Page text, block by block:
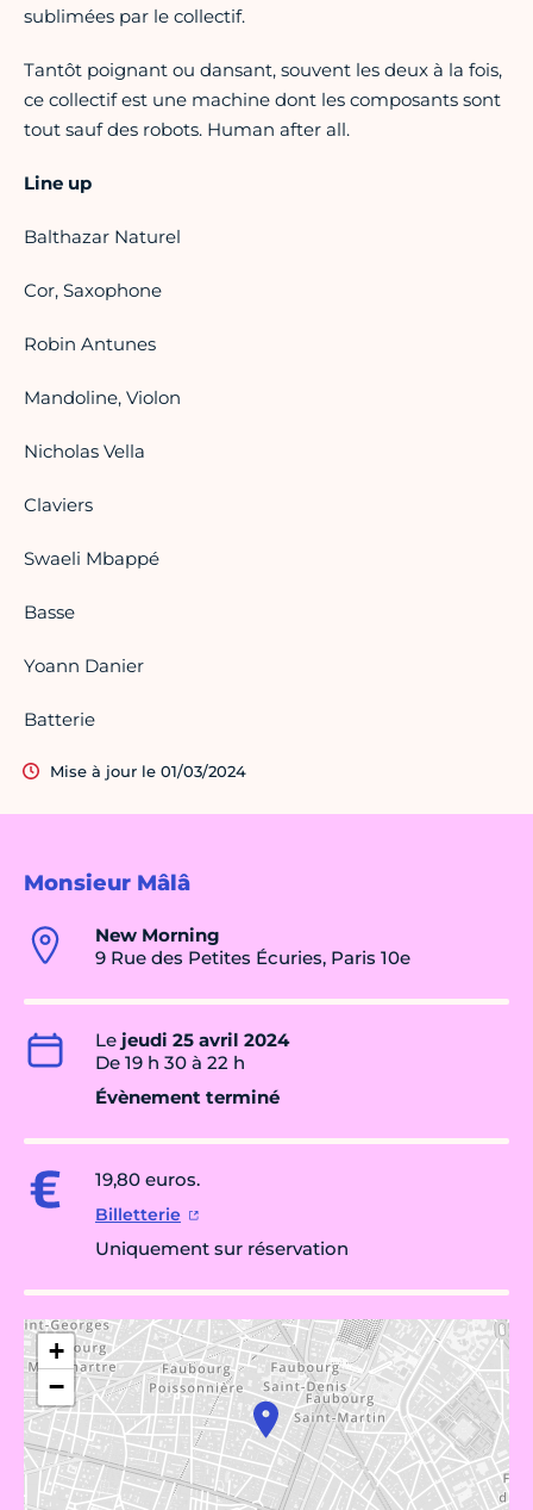
Monsieur Mâlâ
New Morning
9 Rue des Petites Écuries, Paris 10e
Le jeudi 25 avril 2024
De 19 h 30 à 22 h
Évènement terminé
19,80 euros.
Billetterie
Uniquement sur réservation
+
−
sublimées par le collectif.
Tantôt poignant ou dansant, souvent les deux à la fois,
ce collectif est une machine dont les composants sont
tout sauf des robots. Human after all.
Line up
Balthazar Naturel
Cor, Saxophone
Robin Antunes
Mandoline, Violon
Nicholas Vella
Claviers
Swaeli Mbappé
Basse
Yoann Danier
Batterie
Mise à jour le 01/03/2024